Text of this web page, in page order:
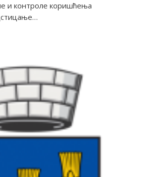
и контроле коришћења